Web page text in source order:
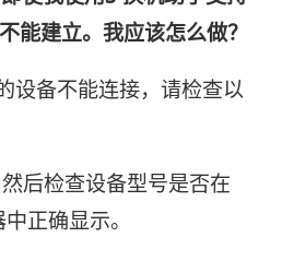
能建立。我应该怎么做？
设备不能连接，请检查以
后检查设备型号是否在
正确显示。